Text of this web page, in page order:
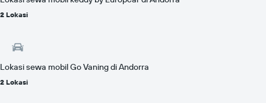
2 Lokasi
Lokasi sewa mobil Go Vaning di Andorra
2 Lokasi